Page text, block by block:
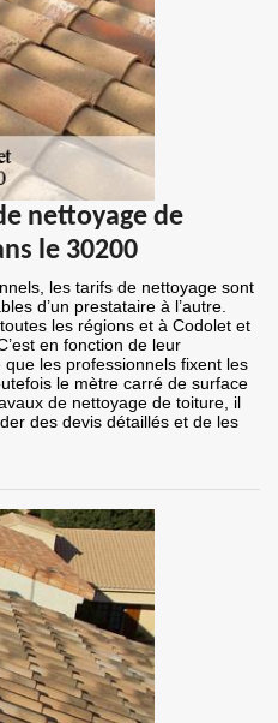
nettoyage de
le 30200
les tarifs de nettoyage sont
d’un prestataire à l’autre.
les régions et à Codolet et
en fonction de leur
les professionnels fixent les
le mètre carré de surface
de nettoyage de toiture, il
des devis détaillés et de les